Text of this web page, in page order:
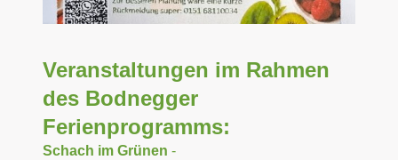
Veranstaltungen im Rahmen
des Bodnegger
Ferienprogramms:
Schach im Grünen -